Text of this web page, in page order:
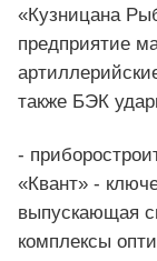
«Кузницана
предприятие
также БЭК
-
«Квант» -
выпускающая
комплексы